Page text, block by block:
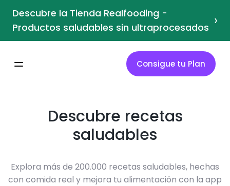
Descubre la Tienda Realfooding -
Productos saludables sin ultraprocesados ›
Consigue tu Plan
Descubre recetas
saludables
Explora más de 200.000 recetas saludables, hechas
con comida real y mejora tu alimentación con la app